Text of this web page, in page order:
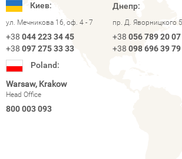
Киев:
ул. Мечникова 16, оф. 4 - 7
+38 044 223 34 45
+38 097 275 33 33
Днепр:
пр. Д. Яворницкого 5
+38 056 789 20 07
+38 098 696 39 79
Poland:
Warsaw, Krakow
Head Office
800 003 093